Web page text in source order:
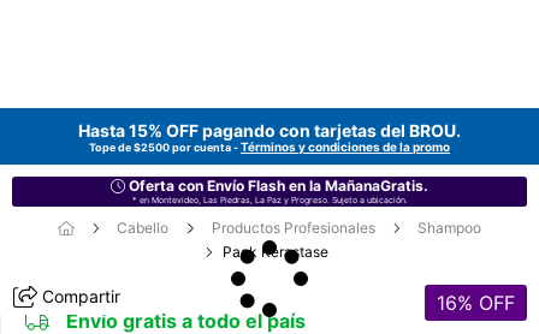
Hasta 15% OFF pagando con tarjetas del BROU.
Tope de $2500 por cuenta -Términos y condiciones de la promo
Oferta con Envío Flash en la MañanaGratis.
* en Montevideo, Las Piedras, La Paz y Progreso. Sujeto a ubicación.
Cabello Productos Profesionales
Shampoo
Pack Kérastase
Compartir 16% OFF
Envío gratis a todo el país